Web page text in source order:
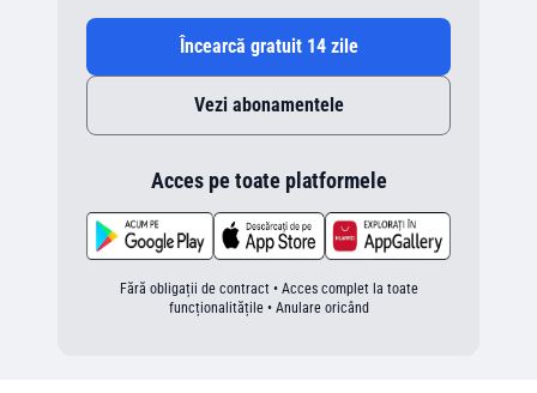
Încearcă gratuit 14 zile
Vezi abonamentele
Acces pe toate platformele
Fără obligații de contract • Acces complet la toate
funcționalitățile • Anulare oricând